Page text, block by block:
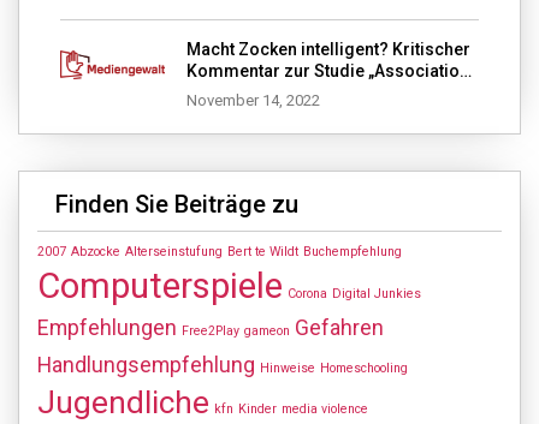
Macht Zocken intelligent? Kritischer
Kommentar zur Studie „Association
of video gaming with cognitive
performance among children“
November 14, 2022
Finden Sie Beiträge zu
2007 Abzocke Alterseinstufung Bert te Wildt Buchempfehlung
Computerspiele Corona Digital Junkies
Empfehlungen Free2Play gameon Gefahren
Handlungsempfehlung Hinweise Homeschooling
Jugendliche kfn Kinder media violence